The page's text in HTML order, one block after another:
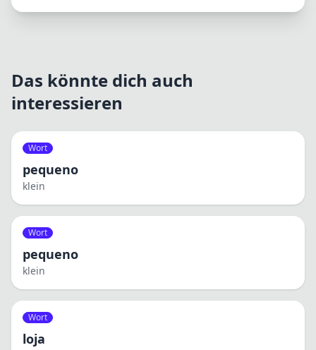
Das könnte dich auch
interessieren
Wort
pequeno
klein
Wort
pequeno
klein
Wort
loja